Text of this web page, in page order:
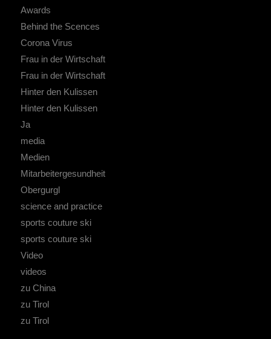
Awards
Behind the Scences
Corona Virus
Frau in der Wirtschaft
Frau in der Wirtschaft
Hinter den Kulissen
Hinter den Kulissen
Ja
media
Medien
Mitarbeitergesundheit
Obergurgl
science and practice
sports couture ski
sports couture ski
Video
videos
zu China
zu Tirol
zu Tirol